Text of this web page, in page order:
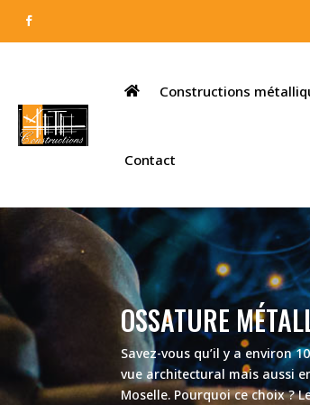
Constructions
Contact
OSSATURE
Savez-vous qu’il y a environ
vue architectural mais aussi
Moselle. Pourquoi ce choix ?